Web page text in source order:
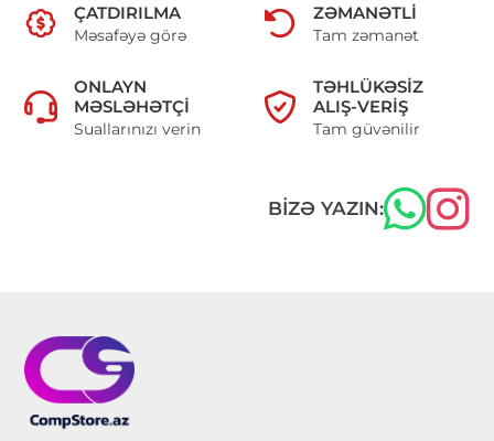
ÇATDIRILMA
Məsafəyə görə
ZƏMANƏTLI
Tam zəmanət
ONLAYN
MƏSLƏHƏTÇI
Suallarınızı verin
TƏHLÜKƏSIZ
ALIŞ-VERIŞ
Tam güvənilir
BIZƏ YAZIN: